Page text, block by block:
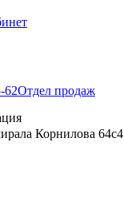
62Отдел продаж
Корнилова 64с4